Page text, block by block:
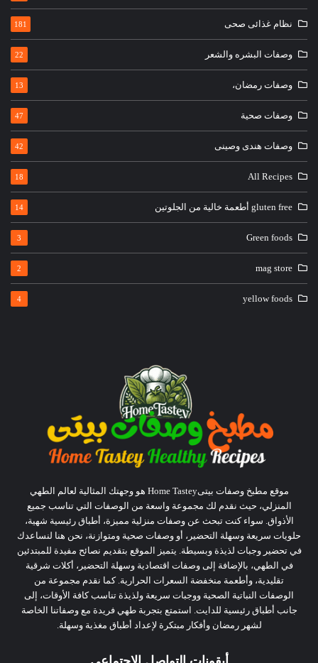
نظام غذائى صحى 181
وصفات البشره والشعر 22
وصفات رمضان، 13
وصفات صحية 47
وصفات هندى وصينى 42
All Recipes
18
gluten free أطعمة خالية من الجلوتين 14
Green foods
3
mag store
2
yellow foods
4
موقع مطبخ وصفات بيتىHome Tastey هو وجهتك المثالية لعالم الطهي
المنزلي، حيث نقدم لك مجموعة واسعة من الوصفات التي تناسب جميع
الأذواق. سواء كنت تبحث عن وصفات منزلية مميزة، أطباق رئيسية شهية،
حلويات سريعة وسهلة التحضير، أو وصفات صحية ومتوازنة، نحن هنا لنساعدك
في تحضير وجبات لذيذة وبسيطة. يتميز الموقع بتقديم نصائح مفيدة للمبتدئين
في الطهي، بالإضافة إلى وصفات اقتصادية وسهلة التحضير، أكلات شرقية
تقليدية، وأطعمة منخفضة السعرات الحرارية. كما نقدم مجموعة من
الوصفات النباتية الصحية ووجبات سريعة ولذيذة تناسب كافة الأوقات، إلى
جانب أطباق رئيسية للدايت. استمتع بتجربة طهي فريدة مع وصفاتنا الخاصة
لشهر رمضان وأفكار مبتكرة لإعداد أطباق مغذية وسهلة.